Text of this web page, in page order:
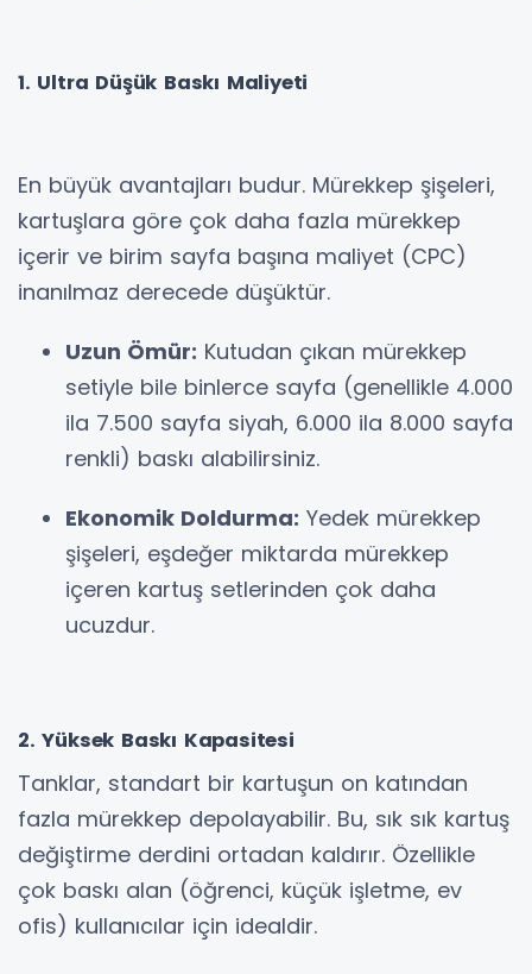
1. Ultra Düşük Baskı Maliyeti
En büyük avantajları budur. Mürekkep şişeleri,
kartuşlara göre çok daha fazla mürekkep
içerir ve birim sayfa başına maliyet (CPC)
inanılmaz derecede düşüktür.
Uzun Ömür: Kutudan çıkan mürekkep
setiyle bile binlerce sayfa (genellikle 4.000
ila 7.500 sayfa siyah, 6.000 ila 8.000 sayfa
renkli) baskı alabilirsiniz.
Ekonomik Doldurma: Yedek mürekkep
şişeleri, eşdeğer miktarda mürekkep
içeren kartuş setlerinden çok daha
ucuzdur.
2. Yüksek Baskı Kapasitesi
Tanklar, standart bir kartuşun on katından
fazla mürekkep depolayabilir. Bu, sık sık kartuş
değiştirme derdini ortadan kaldırır. Özellikle
çok baskı alan (öğrenci, küçük işletme, ev
ofis) kullanıcılar için idealdir.